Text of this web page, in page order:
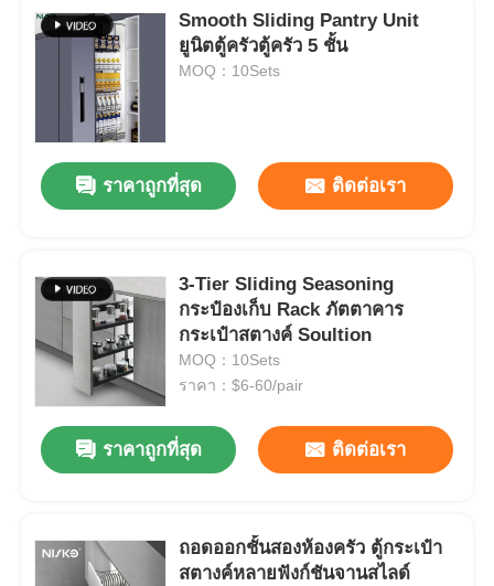
Smooth Sliding Pantry Unit
ยูนิตตู้ครัวตู้ครัว 5 ชั้น
MOQ：10Sets
ราคาถูกที่สุด ติดต่อเรา
3-Tier Sliding Seasoning
กระป๋องเก็บ Rack ภัตตาคาร
กระเป๋าสตางค์ Soultion
MOQ：10Sets
ราคา：$6-60/pair
ราคาถูกที่สุด ติดต่อเรา
ถอดออกชั้นสองห้องครัว ตู้กระเป๋า
สตางค์หลายฟังก์ชันจานสไลด์